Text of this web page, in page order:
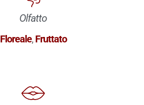
Olfatto
Floreale, Fruttato